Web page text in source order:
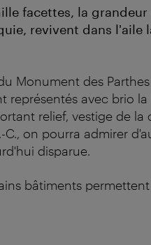
facettes, la
revivent dans l'aile
Monument des
avec brio la
relief, vestige de la
on pourra admirer
disparue.
bâtiments